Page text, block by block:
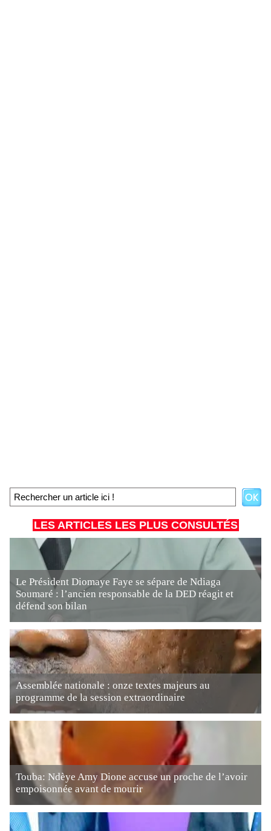
LES ARTICLES LES PLUS CONSULTÉS
Le Président Diomaye Faye se sépare de Ndiaga
Soumaré : l’ancien responsable de la DED réagit et
défend son bilan
Assemblée nationale : onze textes majeurs au
programme de la session extraordinaire
Touba: Ndèye Amy Dione accuse un proche de l’avoir
empoisonnée avant de mourir